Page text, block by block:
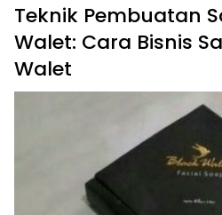
Teknik Pembuatan
Walet: Cara Bisnis
Walet